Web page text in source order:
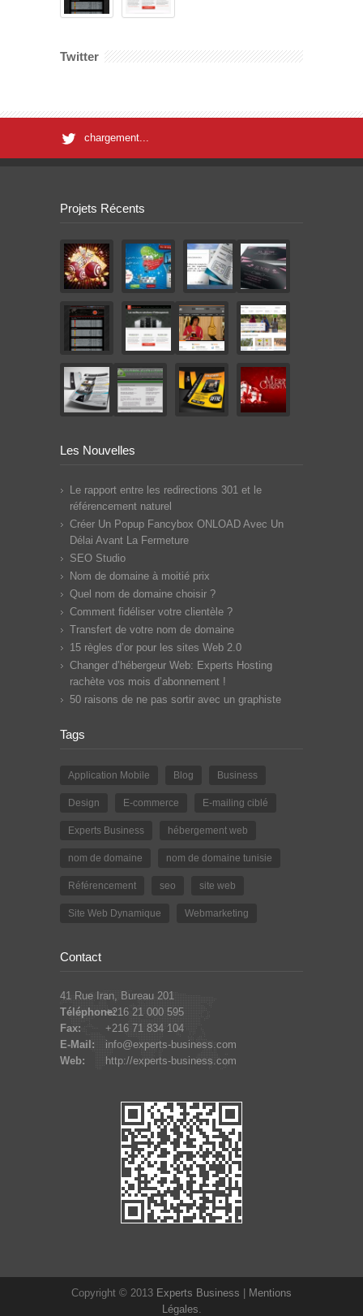
Twitter
chargement...
Projets Récents
Les Nouvelles
Le rapport entre les redirections 301 et le
référencement naturel
Créer Un Popup Fancybox ONLOAD Avec Un
Délai Avant La Fermeture
SEO Studio
Nom de domaine à moitié prix
Quel nom de domaine choisir ?
Comment fidéliser votre clientèle ?
Transfert de votre nom de domaine
15 règles d’or pour les sites Web 2.0
Changer d’hébergeur Web: Experts Hosting
rachète vos mois d’abonnement !
50 raisons de ne pas sortir avec un graphiste
Tags
Application Mobile Blog Business
Design E-commerce E-mailing ciblé
Experts Business hébergement web
nom de domaine nom de domaine tunisie
Référencement seo site web
Site Web Dynamique Webmarketing
Contact
41 Rue Iran, Bureau 201
Téléphone:+216 21 000 595
Fax:
+216 71 834 104
E-Mail:
info@experts-business.com
Web:
http://experts-business.com
Copyright © 2013 Experts Business
Mentions
Légales.